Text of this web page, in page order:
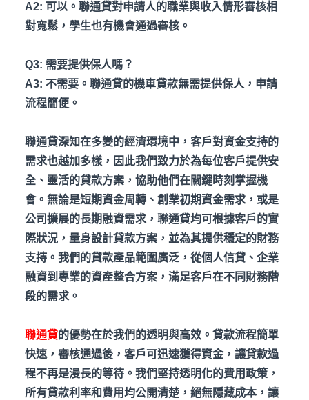
A2: 可以。聯通貸對申請人的職業與收入情形審核相
對寬鬆，學生也有機會通過審核。
Q3: 需要提供保人嗎？
A3: 不需要。聯通貸的機車貸款無需提供保人，申請
流程簡便。
聯通貸深知在多變的經濟環境中，客戶對資金支持的
需求也越加多樣，因此我們致力於為每位客戶提供安
全、靈活的貸款方案，協助他們在關鍵時刻掌握機
會。無論是短期資金周轉、創業初期資金需求，或是
公司擴展的長期融資需求，聯通貸均可根據客戶的實
際狀況，量身設計貸款方案，並為其提供穩定的財務
支持。我們的貸款產品範圍廣泛，從個人信貸、企業
融資到專業的資產整合方案，滿足客戶在不同財務階
段的需求。
聯通貸的優勢在於我們的透明與高效。貸款流程簡單
快速，審核通過後，客戶可迅速獲得資金，讓貸款過
程不再是漫長的等待。我們堅持透明化的費用政策，
所有貸款利率和費用均公開清楚，絕無隱藏成本，讓